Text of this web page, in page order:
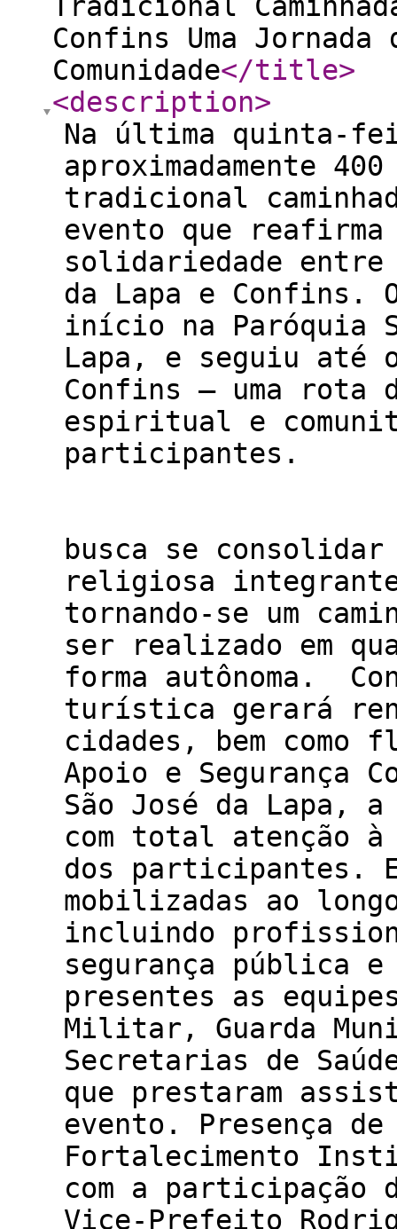
Confins Uma
Comunidade</title>
<description>
Na última quinta-
aproximadamente
tradicional
evento que
solidariedade entre
da Lapa e Confins.
início na Paróquia
Lapa, e seguiu até
Confins — uma rota
espiritual e
busca se
religiosa
tornando-se um
ser realizado em
forma autônoma.
turística gerará
cidades, bem
Apoio e Segurança
São José da Lapa,
com total atenção à
dos participantes.
mobilizadas ao
incluindo
segurança pública
presentes as
Militar, Guarda
Secretarias de
que prestaram
evento. Presença
Fortalecimento
com a participação
Vice-Prefeito